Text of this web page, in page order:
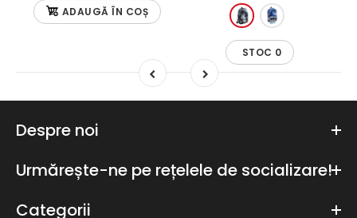
ADAUGĂ ÎN COȘ
STOC 0
Despre noi
Urmărește-ne pe rețelele de socializare!
Categorii